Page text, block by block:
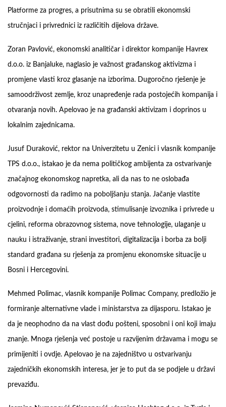
Platforme za progres, a prisutnima su se obratili ekonomski
stručnjaci i privrednici iz različitih dijelova države.
Zoran Pavlović, ekonomski analitičar i direktor kompanije Havrex
d.o.o. iz Banjaluke, naglasio je važnost građanskog aktivizma i
promjene vlasti kroz glasanje na izborima. Dugoročno rješenje je
samoodrživost zemlje, kroz unapređenje rada postojećih kompanija i
otvaranja novih. Apelovao je na građanski aktivizam i doprinos u
lokalnim zajednicama.
Jusuf Duraković, rektor na Univerzitetu u Zenici i vlasnik kompanije
TPS d.o.o., istakao je da nema političkog ambijenta za ostvarivanje
značajnog ekonomskog napretka, ali da nas to ne oslobađa
odgovornosti da radimo na poboljšanju stanja. Jačanje vlastite
proizvodnje i domaćih proizvoda, stimulisanje izvoznika i privrede u
cjelini, reforma obrazovnog sistema, nove tehnologije, ulaganje u
nauku i istraživanje, strani investitori, digitalizacija i borba za bolji
standard građana su rješenja za promjenu ekonomske situacije u
Bosni i Hercegovini.
Mehmed Polimac, vlasnik kompanije Polimac Company, predložio je
formiranje alternativne vlade i ministarstva za dijasporu. Istakao je
da je neophodno da na vlast dođu pošteni, sposobni i oni koji imaju
znanje. Mnoga rješenja već postoje u razvijenim državama i mogu se
primijeniti i ovdje. Apelovao je na zajedništvo u ostvarivanju
zajedničkih ekonomskih interesa, jer je to put da se podjele u državi
prevaziđu.